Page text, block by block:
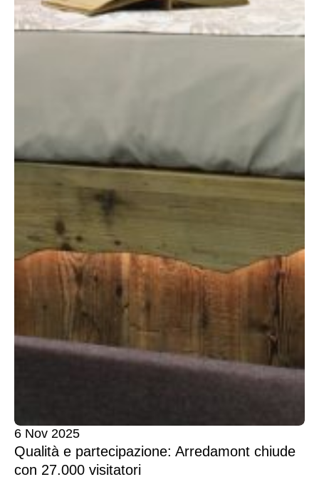
6 Nov 2025
Qualità e partecipazione: Arredamont chiude
con 27.000 visitatori